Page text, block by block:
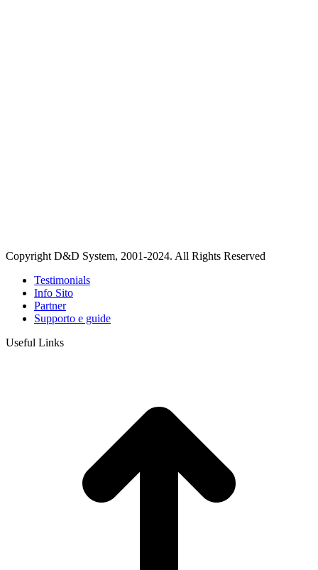
Copyright D&D System, 2001-2024. All Rights Reserved
Testimonials
Info Sito
Partner
Supporto e guide
Useful Links